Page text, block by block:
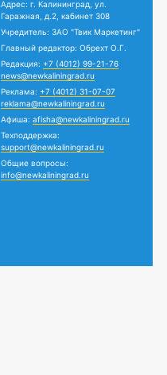
Адрес: г. Калининград, ул.
Гаражная, д.2, кабинет 308
Учредитель: ЗАО "Твик Маркетинг"
Главный редактор: Обрехт О.Г.
Редакция: +7 (4012) 99-21-76
news@newkaliningrad.ru
Реклама: +7 (4012) 31-07-07
reklama@newkaliningrad.ru
Афиша: afisha@newkaliningrad.ru
Техподдержка:
support@newkaliningrad.ru
Общие вопросы:
info@newkaliningrad.ru